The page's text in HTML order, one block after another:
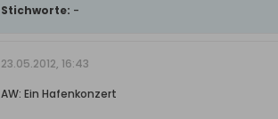
Stichworte: -
23.05.2012, 16:43
AW: Ein Hafenkonzert